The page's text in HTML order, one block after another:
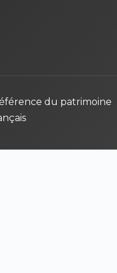
du patrimoine